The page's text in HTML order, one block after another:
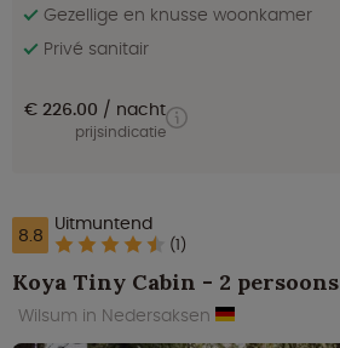
Gezellige en knusse woonkamer
Privé sanitair
€ 226.00 nacht
prijsindicatie
8.8 Uitmuntend
(1)
Koya Tiny Cabin - 2 persoons
Wilsum in Nedersaksen